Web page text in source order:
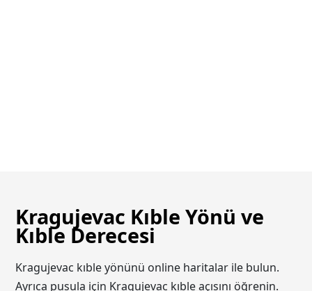
Kragujevac Kıble Yönü ve
Kıble Derecesi
Kragujevac kıble yönünü online haritalar ile bulun.
Ayrıca pusula için Kragujevac kıble açısını öğrenin.